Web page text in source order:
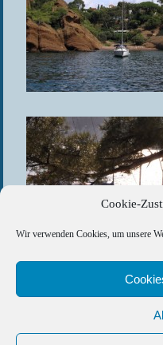
Cookie-
Wir verwenden Cookies, um unsere
Copyright © 2026